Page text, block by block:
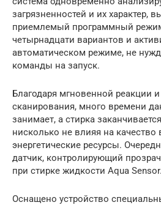
загрязненностей и их характер,
приемлемый программный
четырнадцати вариантов и
автоматическом режиме, не
команды на запуск.
Благодаря мгновенной реакции
сканирования, много времени
занимает, а стирка
нисколько не влияя на
энергетические ресурсы.
датчик, контролирующий
при стирке жидкости Aqua Sensor.
Оснащено устройство